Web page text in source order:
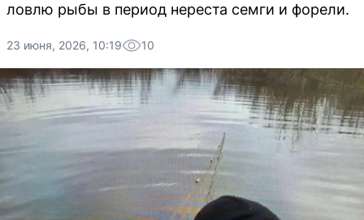
ловлю рыбы в период нереста семги и форели.
23 июня, 2026, 10:19 10